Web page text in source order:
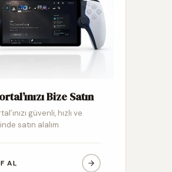
Bize Satın
güvenli, hızlı ve
satın alalım
AL